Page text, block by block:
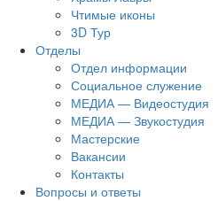
Чтимые иконы
3D Тур
Отделы
Отдел информации
Социальное служение
МЕДИА — Видеостудия
МЕДИА — Звукостудия
Мастерские
Вакансии
Контакты
Вопросы и ответы